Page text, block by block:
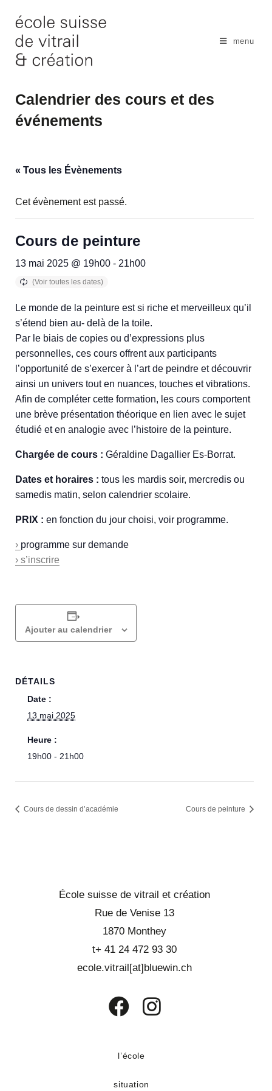
content
menu
Calendrier des cours et des
événements
« Tous les Évènements
Cet évènement est passé.
Cours de peinture
13 mai 2025 @ 19h00 - 21h00
Le monde de la peinture est si riche et merveilleux qu’il
s’étend bien au- delà de la toile.
Par le biais de copies ou d’expressions plus
personnelles, ces cours offrent aux participants
l’opportunité de s’exercer à l’art de peindre et découvrir
ainsi un univers tout en nuances, touches et vibrations.
Afin de compléter cette formation, les cours comportent
une brève présentation théorique en lien avec le sujet
étudié et en analogie avec l’histoire de la peinture.
Chargée de cours : Géraldine Dagallier Es-Borrat.
Dates et horaires : tous les mardis soir, mercredis ou
samedis matin, selon calendrier scolaire.
PRIX : en fonction du jour choisi, voir programme.
› programme sur demande
› s’inscrire
Ajouter au calendrier
DÉTAILS
Date :
13 mai 2025
Heure :
19h00 - 21h00
Cours de dessin d’académie​ Cours de peinture
École suisse de vitrail et création
Rue de Venise 13
1870 Monthey
t+ 41 24 472 93 30
ecole.vitrail[at]bluewin.ch
un
onglet
l’école
situation